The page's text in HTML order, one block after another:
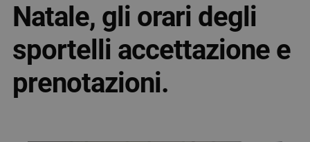
Natale, gli orari degli
sportelli accettazione e
prenotazioni.